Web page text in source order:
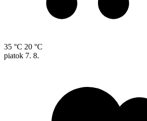
35 °C 20 °C
piatok 7. 8.